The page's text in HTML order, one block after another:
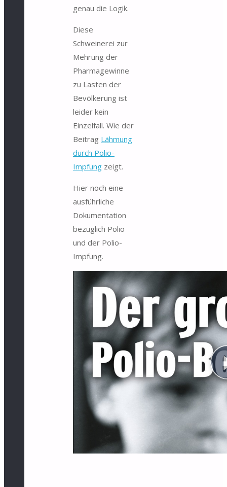
genau die Logik.
Diese
Schweinerei zur
Mehrung der
Pharmagewinne
zu Lasten der
Bevölkerung ist
leider kein
Einzelfall. Wie der
Beitrag Lähmung
durch Polio-
Impfungzeigt.
Hier noch eine
ausführliche
Dokumentation
bezüglich Polio
und der Polio-
Impfung.